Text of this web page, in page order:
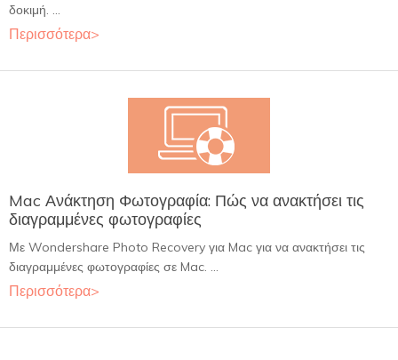
δοκιμή. ...
Περισσότερα>
Mac Ανάκτηση Φωτογραφία: Πώς να ανακτήσει τις
διαγραμμένες φωτογραφίες
Με Wondershare Photo Recovery για Mac για να ανακτήσει τις
διαγραμμένες φωτογραφίες σε Mac. ...
Περισσότερα>